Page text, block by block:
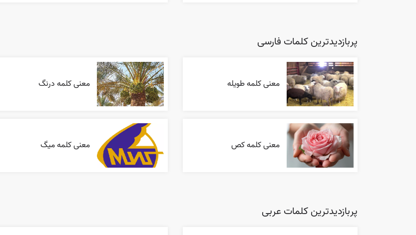
پربازدیدترین کلمات فارسی
معنی کلمه طویله معنی کلمه درنگ
معنی کلمه کص معنی کلمه میگ
پربازدیدترین کلمات عربی